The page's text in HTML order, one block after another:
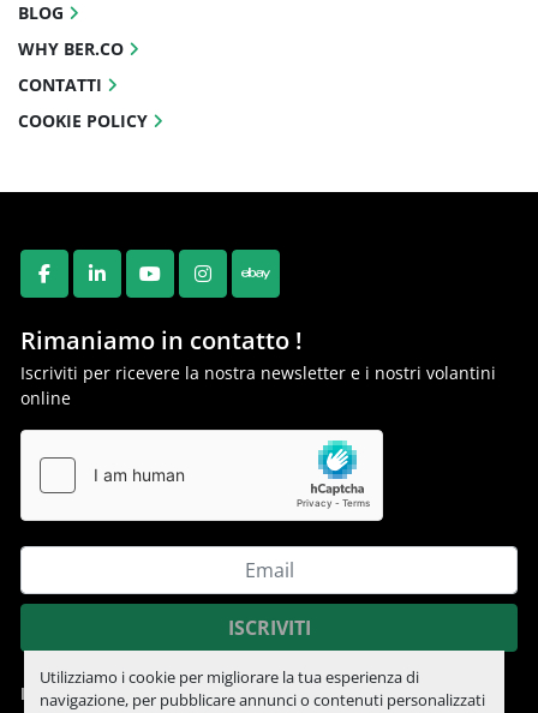
Utilizziamo i cookie per migliorare la tua esperienza di
navigazione, per pubblicare annunci o contenuti personalizzati
FACEBOOK
LINKEDINYOUTUBEINSTAGRAM
EBAY
Rimaniamo in contatto !
Iscriviti per ricevere la nostra newsletter e i nostri volantini
online
ISCRIVITI
Informativa sulla privacy
BLOG
WHY BER.CO
CONTATTI
COOKIE POLICY